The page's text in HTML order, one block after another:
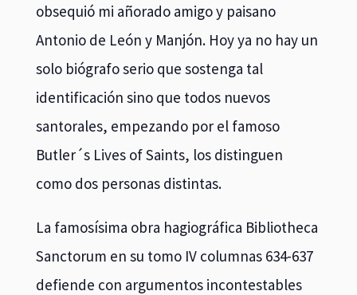
obsequió mi añorado amigo y paisano
Antonio de León y Manjón. Hoy ya no hay un
solo biógrafo serio que sostenga tal
identificación sino que todos nuevos
santorales, empezando por el famoso
Butler´s Lives of Saints, los distinguen
como dos personas distintas.
La famosísima obra hagiográfica Bibliotheca
Sanctorum en su tomo IV columnas 634-637
defiende con argumentos incontestables